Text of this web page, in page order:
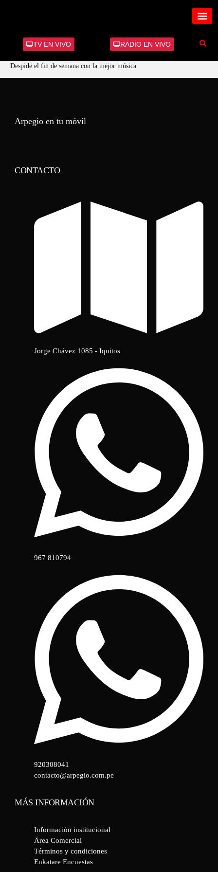
TV EN VIVO RADIO EN VIVO
Despide el fin de semana con la mejor música
Arpegio en tu móvil
CONTACTO
Jorge Chávez 1085 - Iquitos
967 810794
920308041
contacto@arpegio.com.pe
MÁS INFORMACIÓN
Información institucional
Ärea Comercial
Términos y condiciones
Enkatare Encuestas